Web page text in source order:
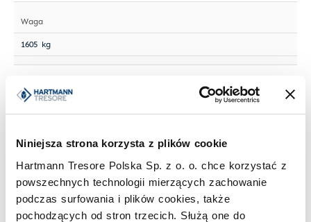
Niniejsza strona korzysta z plików cookie
Hartmann Tresore Polska Sp. z o. o. chce korzystać z
powszechnych technologii mierzących zachowanie
podczas surfowania i plików cookies, także
pochodzących od stron trzecich. Służą one do
Waga
1605 kg
Klasa bezpieczeństwa
II
Limit wartości chronionej w domu